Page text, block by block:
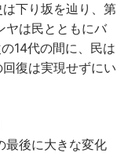
下り坂を辿り、第
ヤは民とともにバ
14代の間に、民は
復は実現せずにい
最後に大きな変化